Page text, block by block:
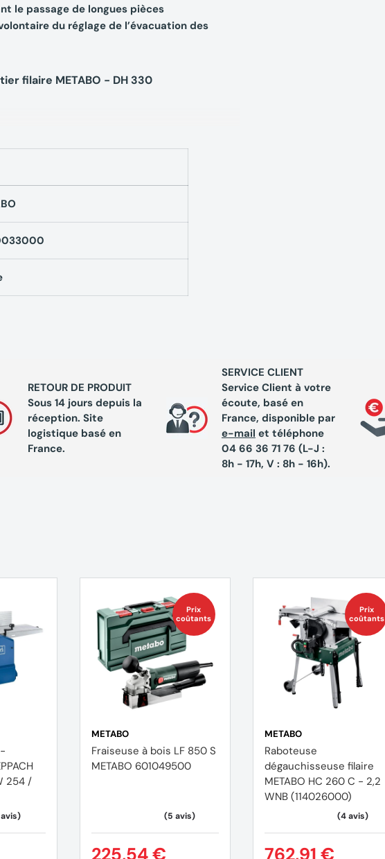
le passage de longues pièces
du réglage de l’évacuation des
filaire METABO - DH 330
d'aluminium ou inox
RETOUR DE PRODUIT
Sous 14 jours depuis la
réception. Site
logistique basé en
France.
SERVICE CLIENT
Service Client à votre
écoute, basé en
France, disponible par
e-mail et téléphone
04 66 36 71 76 (L-J :
8h - 17h, V : 8h - 16h).
254 /
Prix
coûtants
METABO
Fraiseuse à bois LF 850 S
METABO 601049500
Prix
coûtants
METABO
Raboteuse
dégauchisseuse filaire
METABO HC 260 C - 2,2
WNB (114026000)